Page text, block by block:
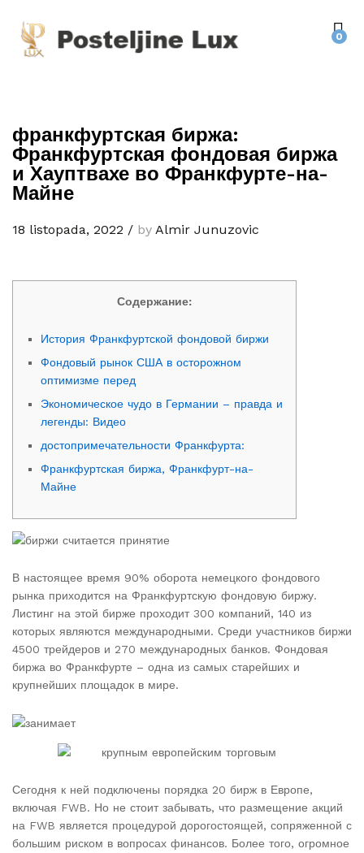
0
франкфуртская биржа:
Франкфуртская фондовая биржа
и Хауптвахе во Франкфурте-на-
Майне
18 listopada, 2022 / by Almir Junuzovic
Содержание:
История Франкфуртской фондовой биржи
Фондовый рынок США в осторожном
оптимизме перед
Экономическое чудо в Германии – правда и
легенды: Видео
достопримечательности Франкфурта:
Франкфуртская биржа, Франкфурт-на-
Майне
В настоящее время 90% оборота немецкого фондового
рынка приходится на Франкфуртскую фондовую биржу.
Листинг на этой бирже проходит 300 компаний, 140 из
которых являются международными. Среди участников биржи
4500 трейдеров и 270 международных банков. Фондовая
биржа во Франкфурте – одна из самых старейших и
крупнейших площадок в мире.
Сегодня к ней подключены порядка 20 бирж в Европе,
включая FWB. Но не стоит забывать, что размещение акций
на FWB является процедурой дорогостоящей, сопряженной с
большим риском в вопросах финансов. Более того, огромное